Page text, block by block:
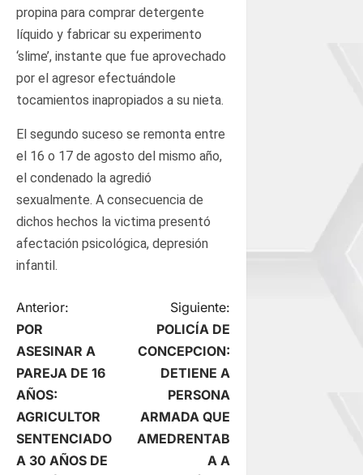
propina para comprar detergente
líquido y fabricar su experimento
‘slime’, instante que fue aprovechado
por el agresor efectuándole
tocamientos inapropiados a su nieta.
El segundo suceso se remonta entre
el 16 o 17 de agosto del mismo año,
el condenado la agredió
sexualmente. A consecuencia de
dichos hechos la victima presentó
afectación psicológica, depresión
infantil.
N
a
v
e
g
Anterior:
POR
ASESINAR A
PAREJA DE 16
AÑOS:
AGRICULTOR
SENTENCIADO
A 30 AÑOS DE
Siguiente:
POLICÍA DE
CONCEPCION:
DETIENE A
PERSONA
ARMADA QUE
AMEDRENTAB
A A